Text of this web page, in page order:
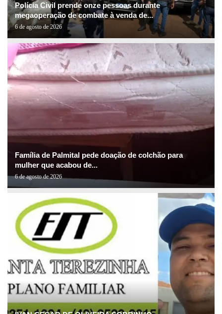
Polícia Civil prende onze pessoas durante
megaoperação de combate à venda de...
6 de agosto de 2026
Família de Palmital pede doação de colchão para
mulher que acabou de...
6 de agosto de 2026